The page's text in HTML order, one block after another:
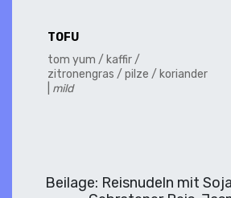
TOFU
tom yum / kaffir /
zitronengras / pilze / koriander
mild
Beilage: Reisnudeln mit